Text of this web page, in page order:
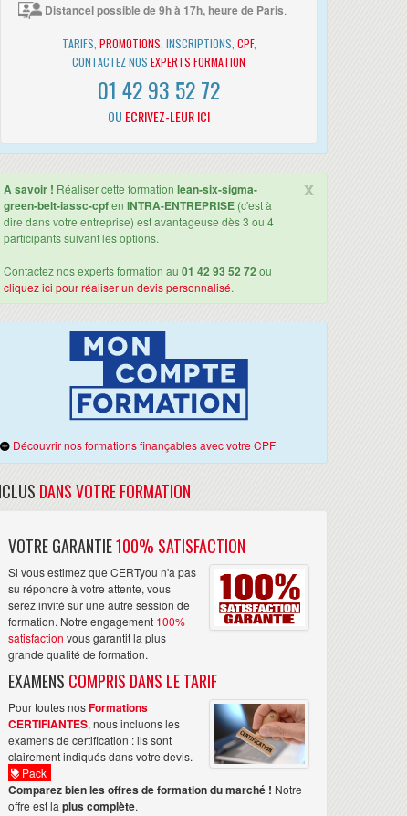
Distancel possible de 9h à 17h, heure de Paris.
TARIFS, PROMOTIONS , INSCRIPTIONS, CPF,
CONTACTEZ NOS EXPERTS FORMATION
01 42 93 52 72
OU ECRIVEZ-LEUR ICI
x
A savoir ! Réaliser cette formation lean-six-sigma-
green-belt-iassc-cpfen INTRA-ENTREPRISE (c'est à
dire dans votre entreprise) est avantageuse dès 3 ou 4
participants suivant les options.
Contactez nos experts formation au 01 42 93 52 72 ou
cliquez ici pour réaliser un devis personnalisé.
Découvrir nos formations finançables avec votre CPF
DANS VOTRE FORMATION
VOTRE GARANTIE100% SATISFACTION
Si vous estimez que CERTyou n'a pas
su répondre à votre attente, vous
serez invité sur une autre session de
formation. Notre engagement 100%
satisfaction vous garantit la plus
grande qualité de formation.
EXAMENS COMPRIS DANS LE TARIF
Pour toutes nosFormations
CERTIFIANTES, nous incluons les
examens de certification : ils sont
clairement indiqués dans votre devis.
Pack
Comparez bien les offres de formation du marché ! Notre
offre est la plus complète.